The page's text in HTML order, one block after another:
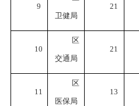
9
卫健局
21
10
区
交通局
21
11
区
医保局
13